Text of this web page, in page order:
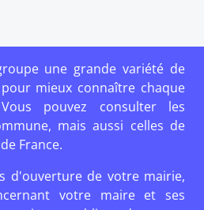
une grande variété de
mieux connaître chaque
pouvez consulter les
mais aussi celles de
France.
d'ouverture de votre mairie,
votre maire et ses